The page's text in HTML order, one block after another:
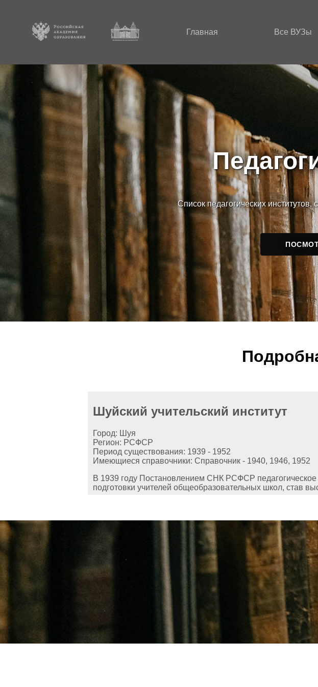
Главная Все ВУЗы
Список педагогических
Шуйский учительский институт
Город: Шуя
Регион: РСФСР
Период существования: 1939 - 1952
Имеющиеся справочники: Справочник - 1940, 1946, 1952
В 1939 году Постановлением СНК РСФСР педагогическое
подготовки учителей общеобразовательных школ, став